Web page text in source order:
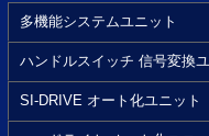
多機能システムユニット
ハンドルスイッチ 信号変換
SI-DRIVE オート化ユニット